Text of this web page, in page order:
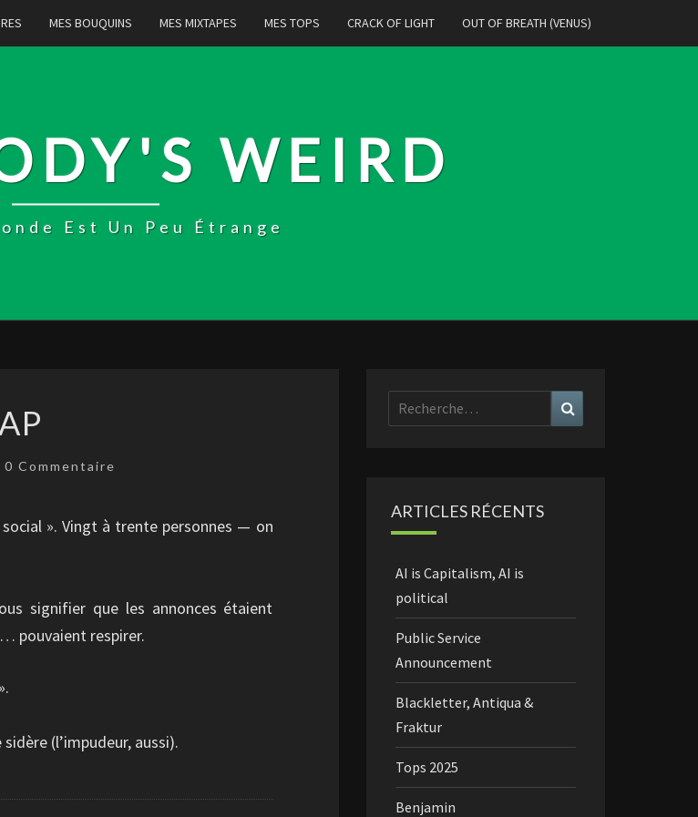
MES BOUQUINS MES MIXTAPES MES TOPS CRACK OF LIGHT OUT OF BREATH (VENUS)
WEIRD
Est Un Peu Étrange
Commentaires
0 Commentaire
». Vingt à trente personnes — on
signifier que les annonces étaient
pouvaient respirer.
(l’impudeur, aussi).
Rechercher :
ARTICLES RÉCENTS
AI is Capitalism, AI is
political
Public Service
Announcement
Blackletter, Antiqua &
Fraktur
Tops 2025
Benjamin